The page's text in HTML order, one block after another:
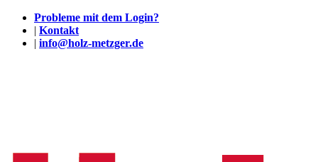
Probleme mit dem Login?
| Kontakt
| info@holz-metzger.de